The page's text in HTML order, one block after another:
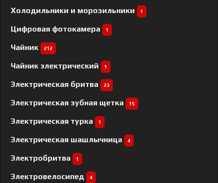
Холодильники и морозильники 1
Цифровая фотокамера 1
Чайник 212
Чайник электрический 1
Электрическая бритва 23
Электрическая зубная щетка 15
Электрическая турка 1
Электрическая шашлычница 4
Электробритва 1
Электровелосипед 4